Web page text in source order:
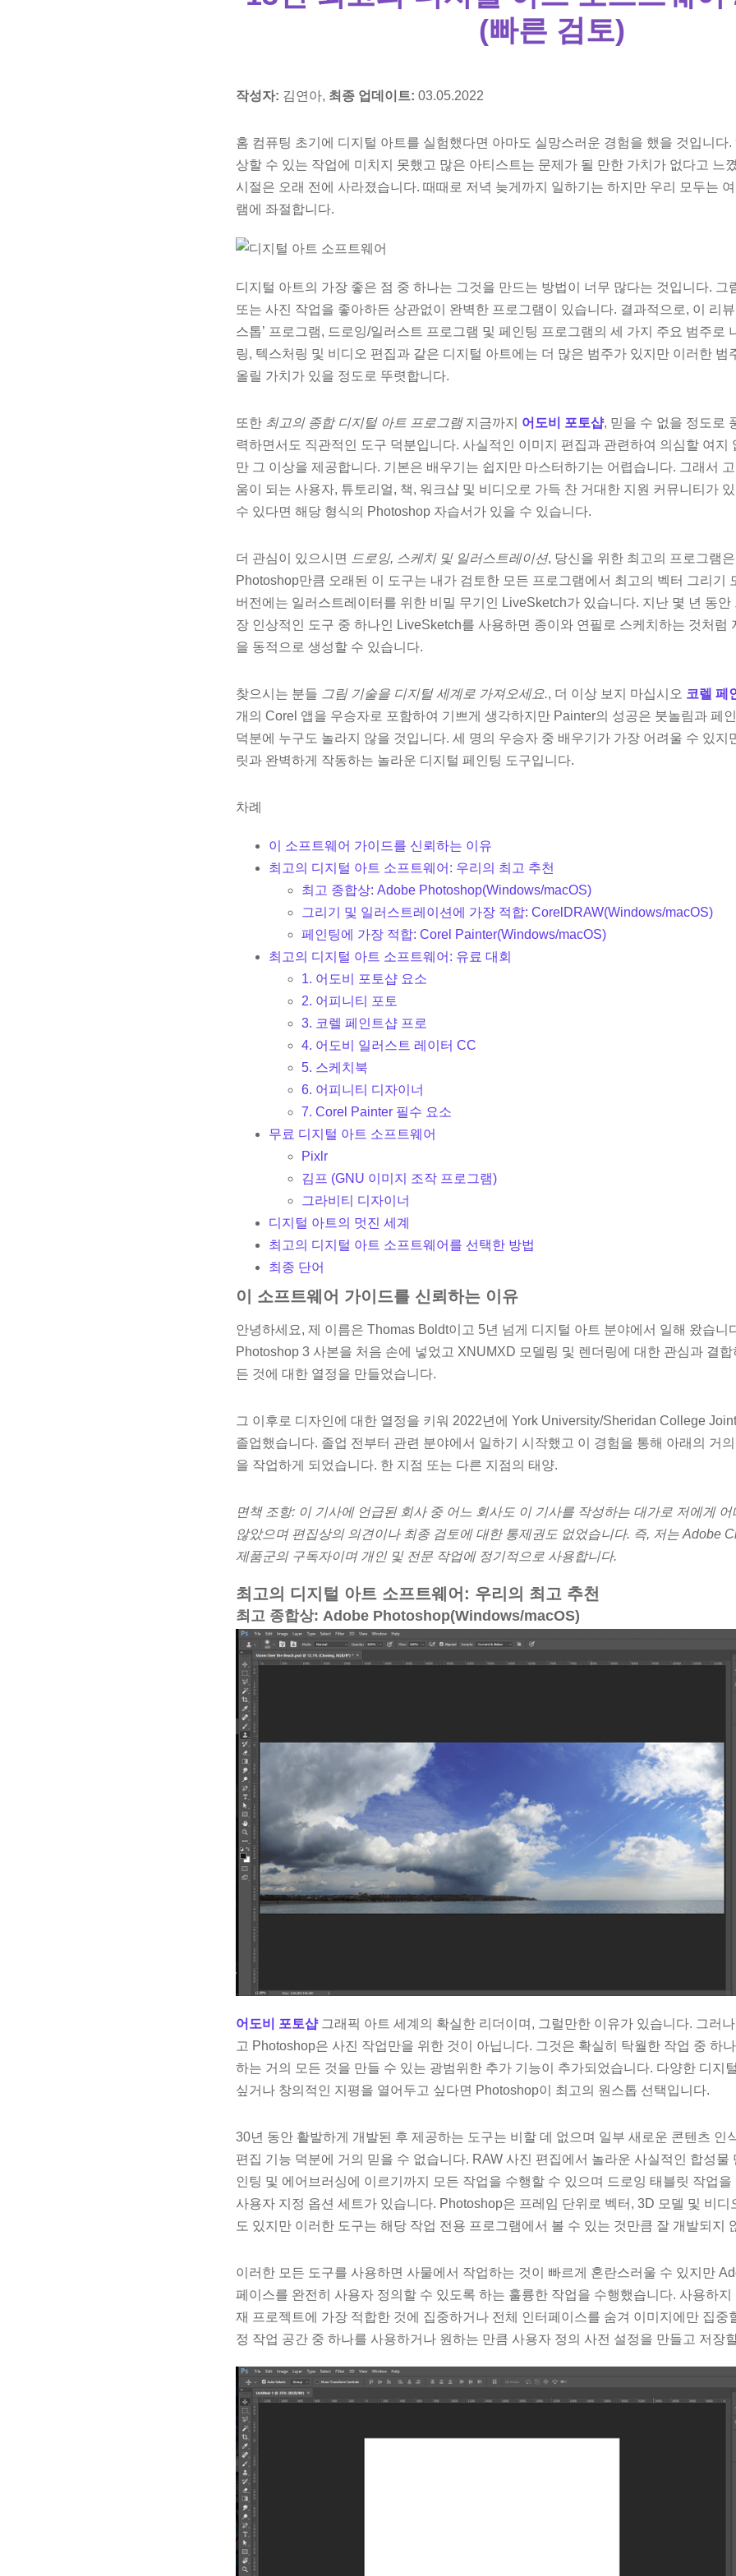
(빠른 검토)
작성자: 김연아, 최종 업데이트: 03.05.2022
홈 컴퓨팅 초기에 디지털 아트를 실험했다면 아마도 실망스러운 경험을 했을 것입니다
상할 수 있는 작업에 미치지 못했고 많은 아티스트는 문제가 될 만한 가치가 없다고 느
시절은 오래 전에 사라졌습니다. 때때로 저녁 늦게까지 일하기는 하지만 우리 모두는
램에 좌절합니다.
디지털 아트의 가장 좋은 점 중 하나는 그것을 만드는 방법이 너무 많다는 것입니다. 그
또는 사진 작업을 좋아하든 상관없이 완벽한 프로그램이 있습니다. 결과적으로, 이 리뷰
스톱’ 프로그램, 드로잉/일러스트 프로그램 및 페인팅 프로그램의 세 가지 주요 범주로
링, 텍스처링 및 비디오 편집과 같은 디지털 아트에는 더 많은 범주가 있지만 이러한 범
올릴 가치가 있을 정도로 뚜렷합니다.
또한 최고의 종합 디지털 아트 프로그램지금까지 어도비 포토샵, 믿을 수 없을 정도로
력하면서도 직관적인 도구 덕분입니다. 사실적인 이미지 편집과 관련하여 의심할 여지
만 그 이상을 제공합니다. 기본은 배우기는 쉽지만 마스터하기는 어렵습니다. 그래서
움이 되는 사용자, 튜토리얼, 책, 워크샵 및 비디오로 가득 찬 거대한 지원 커뮤니티가
수 있다면 해당 형식의 Photoshop 자습서가 있을 수 있습니다.
더 관심이 있으시면 드로잉, 스케치 및 일러스트레이션, 당신을 위한 최고의 프로그램은
Photoshop만큼 오래된 이 도구는 내가 검토한 모든 프로그램에서 최고의 벡터 그리기
버전에는 일러스트레이터를 위한 비밀 무기인 LiveSketch가 있습니다. 지난 몇 년 동
장 인상적인 도구 중 하나인 LiveSketch를 사용하면 종이와 연필로 스케치하는 것처럼
을 동적으로 생성할 수 있습니다.
찾으시는 분들 그림 기술을 디지털 세계로 가져오세요., 더 이상 보지 마십시오 코렐 페
개의 Corel 앱을 우승자로 포함하여 기쁘게 생각하지만 Painter의 성공은 붓놀림과 페
덕분에 누구도 놀라지 않을 것입니다. 세 명의 우승자 중 배우기가 가장 어려울 수 있지
릿과 완벽하게 작동하는 놀라운 디지털 페인팅 도구입니다.
차례
이 소프트웨어 가이드를 신뢰하는 이유
최고의 디지털 아트 소프트웨어: 우리의 최고 추천
최고 종합상: Adobe Photoshop(Windows/macOS)
그리기 및 일러스트레이션에 가장 적합: CorelDRAW(Windows/macOS)
페인팅에 가장 적합: Corel Painter(Windows/macOS)
최고의 디지털 아트 소프트웨어: 유료 대회
1. 어도비 포토샵 요소
2. 어피니티 포토
3. 코렐 페인트샵 프로
4. 어도비 일러스트 레이터 CC
5. 스케치북
6. 어피니티 디자이너
7. Corel Painter 필수 요소
무료 디지털 아트 소프트웨어
Pixlr
김프 (GNU 이미지 조작 프로그램)
그라비티 디자이너
디지털 아트의 멋진 세계
최고의 디지털 아트 소프트웨어를 선택한 방법
최종 단어
이 소프트웨어 가이드를 신뢰하는 이유
안녕하세요, 제 이름은 Thomas Boldt이고 5년 넘게 디지털 아트 분야에서 일해 왔습니
Photoshop 3 사본을 처음 손에 넣었고 XNUMXD 모델링 및 렌더링에 대한 관심과 결합
든 것에 대한 열정을 만들었습니다.
그 이후로 디자인에 대한 열정을 키워 2022년에 York University/Sheridan College
졸업했습니다. 졸업 전부터 관련 분야에서 일하기 시작했고 이 경험을 통해 아래의 거
을 작업하게 되었습니다. 한 지점 또는 다른 지점의 태양.
면책 조항: 이 기사에 언급된 회사 중 어느 회사도 이 기사를 작성하는 대가로 저에게
않았으며 편집상의 의견이나 최종 검토에 대한 통제권도 없었습니다. 즉, 저는 Adobe
제품군의 구독자이며 개인 및 전문 작업에 정기적으로 사용합니다.
최고의 디지털 아트 소프트웨어: 우리의 최고 추천
최고 종합상: Adobe Photoshop(Windows/macOS)
어도비 포토샵그래픽 아트 세계의 확실한 리더이며, 그럴만한 이유가 있습니다. 그러
고 Photoshop은 사진 작업만을 위한 것이 아닙니다. 그것은 확실히 탁월한 작업 중 하
하는 거의 모든 것을 만들 수 있는 광범위한 추가 기능이 추가되었습니다. 다양한 디지
싶거나 창의적인 지평을 열어두고 싶다면 Photoshop이 최고의 원스톱 선택입니다.
30년 동안 활발하게 개발된 후 제공하는 도구는 비할 데 없으며 일부 새로운 콘텐츠 인
편집 기능 덕분에 거의 믿을 수 없습니다. RAW 사진 편집에서 놀라운 사실적인 합성물
인팅 및 에어브러싱에 이르기까지 모든 작업을 수행할 수 있으며 드로잉 태블릿 작업을
사용자 지정 옵션 세트가 있습니다. Photoshop은 프레임 단위로 벡터, 3D 모델 및 비디
도 있지만 이러한 도구는 해당 작업 전용 프로그램에서 볼 수 있는 것만큼 잘 개발되지
이러한 모든 도구를 사용하면 사물에서 작업하는 것이 빠르게 혼란스러울 수 있지만
페이스를 완전히 사용자 정의할 수 있도록 하는 훌륭한 작업을 수행했습니다. 사용하지
재 프로젝트에 가장 적합한 것에 집중하거나 전체 인터페이스를 숨겨 이미지에만 집중
정 작업 공간 중 하나를 사용하거나 원하는 만큼 사용자 정의 사전 설정을 만들고 저장